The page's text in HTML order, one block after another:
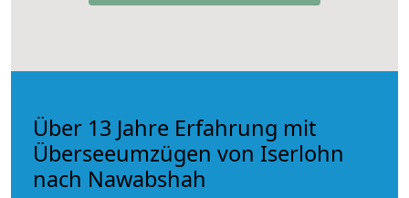
Über 13 Jahre Erfahrung mit
Überseeumzügen von Iserlohn
nach Nawabshah